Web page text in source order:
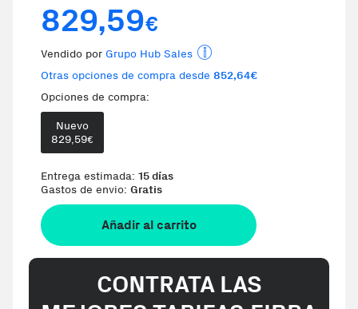
829,59€
Vendido por Grupo Hub Sales
Otras opciones de compra desde 852,64€
Opciones de compra:
Nuevo
829,59€
Entrega estimada: 15 días
Gastos de envio: Gratis
Añadir al carrito
CONTRATA LAS